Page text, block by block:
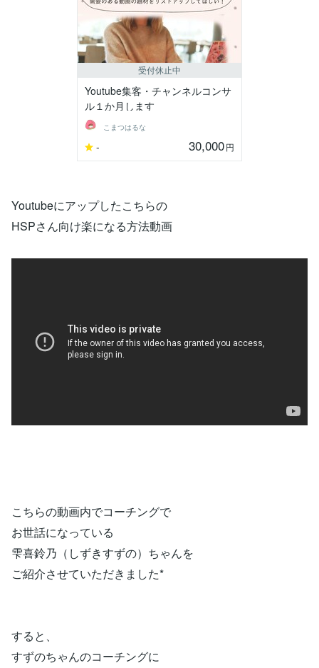
受付休止中
Youtube集客・チャンネルコンサ
ル１か月します
こまつはるな
- 30,000円
Youtubeにアップしたこちらの
HSPさん向け楽になる方法動画
こちらの動画内でコーチングで
お世話になっている
雫喜鈴乃⁡（しずきすずの）ちゃんを
ご紹介させていただきました*
すると、
すずのちゃんのコーチングに